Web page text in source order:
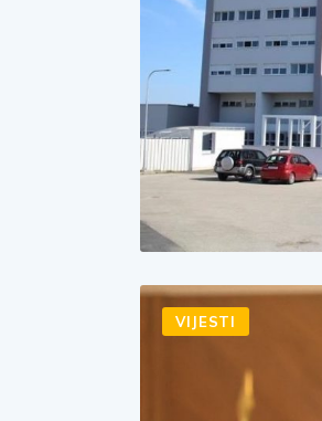
VIJESTI